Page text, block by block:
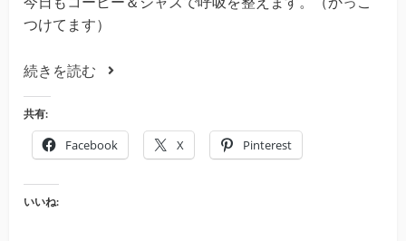
つけてます）
続きを読む
共有:
Facebook X Pinterest
いいね: